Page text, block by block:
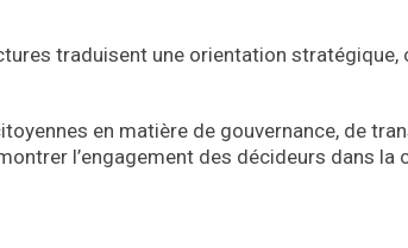
traduisent une orientation
en matière de gouvernance, de
l’engagement des décideurs dans